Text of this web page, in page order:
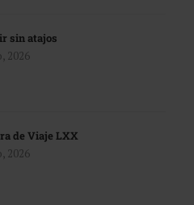
sin atajos
2026
de Viaje LXX
2026